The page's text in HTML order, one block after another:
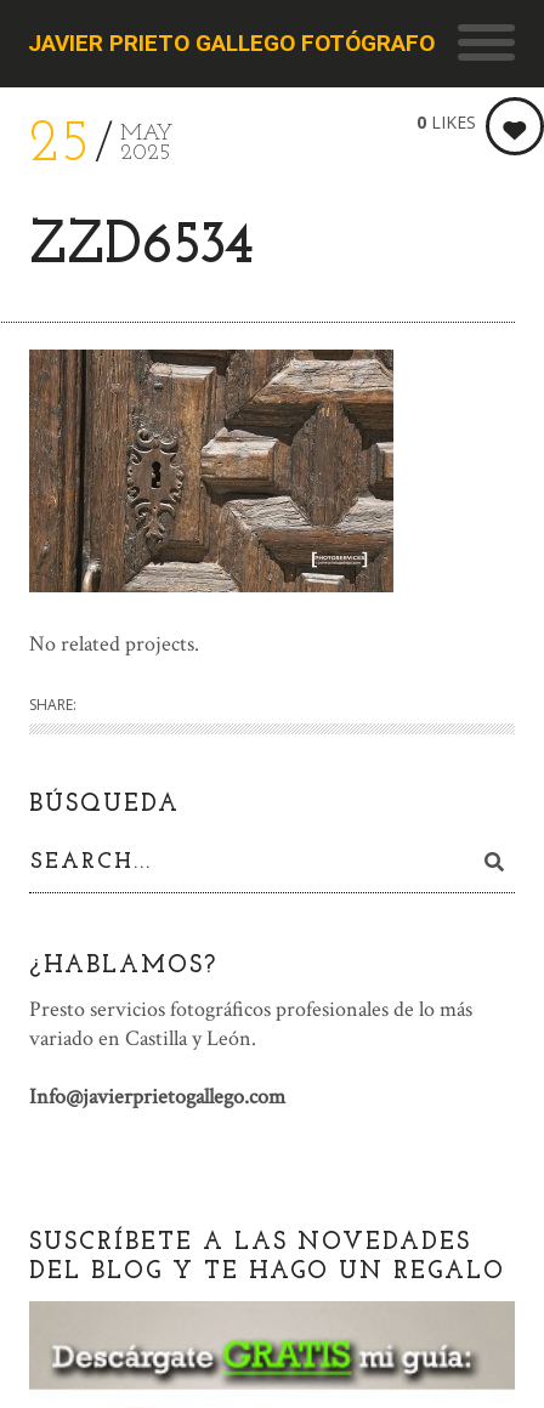
JAVIER PRIETO GALLEGO FOTÓGRAFO
25
MAY
2025
ZZD6534
0 LIKES
No related projects.
SHARE:
BÚSQUEDA
¿HABLAMOS?
Presto servicios fotográficos profesionales de lo más
variado en Castilla y León.
Info@javierprietogallego.com
SUSCRÍBETE A LAS NOVEDADES
DEL BLOG Y TE HAGO UN REGALO